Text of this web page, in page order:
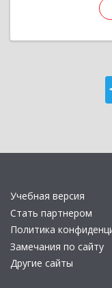
Учебная версия
Стать партнером
Политика
Замечания по сайту
Другие сайты